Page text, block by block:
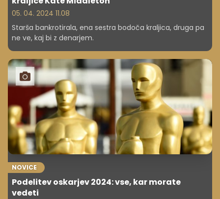
05. 04. 2024 11.08
Starša bankrotirala, ena sestra bodoča kraljica, druga pa
ne ve, kaj bi z denarjem.
NOVICE
Podelitev oskarjev 2024: vse, kar morate
vedeti